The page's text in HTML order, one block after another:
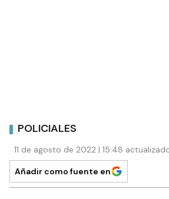
POLICIALES
11 de agosto de 2022 | 15:48
Añadir como fuente en